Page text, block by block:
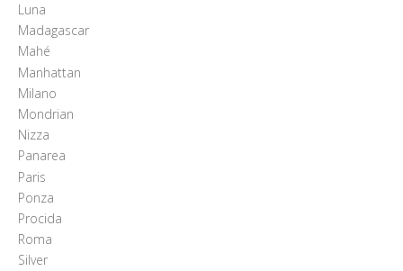
Luna
Madagascar
Mahé
Manhattan
Milano
Mondrian
Nizza
Panarea
Paris
Ponza
Procida
Roma
Silver